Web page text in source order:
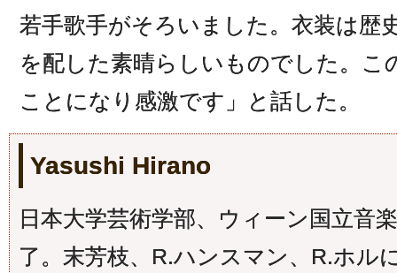
若手歌手がそろいました。衣装は歴
を配した素晴らしいものでした。こ
ことになり感激です」と話した。
Yasushi Hirano
日本大学芸術学部、ウィーン国立音
了。末芳枝、R.ハンスマン、R.ホル